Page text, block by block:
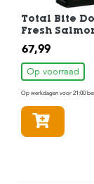
Total Bite
Fresh
Hondenvoer
67,99
Op voorraad
Op werkdagen voor 21:00